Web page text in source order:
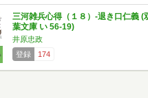
三河雑兵心得（１８）-退き口仁義 (
葉文庫 い 56-19)
井原忠政
登録
174